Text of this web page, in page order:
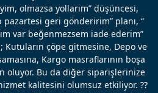
olmazsa yollarım” düşüncesi,
pazartesi geri gönderirim” planı, “
var beğenmezsem iade ederim”
Kutuların çöpe gitmesine, Depo ve
Kargo masraflarının boşa
oluyor. Bu da diğer siparişlerinize
kalitesini olumsuz etkiliyor. ??